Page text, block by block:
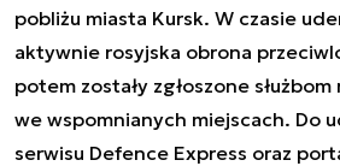
pobliżu miasta Kursk. W czasie
aktywnie rosyjska obrona
potem zostały zgłoszone
we wspomnianych miejscach. Do
serwisu Defence Express oraz